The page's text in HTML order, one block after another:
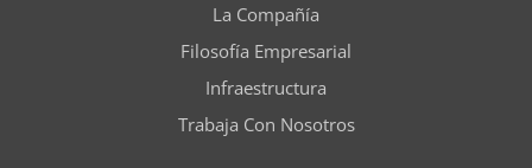
La Compañía
Filosofía Empresarial
Infraestructura
Trabaja Con Nosotros